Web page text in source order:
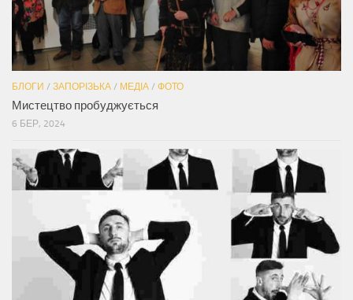
БЛОГИ / ЗАПОРІЗЬКА / МЕДІА / ФОТО
Мистецтво пробуджується
6 БЕР, 2024